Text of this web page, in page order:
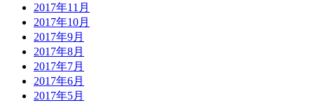
2017年11月
2017年10月
2017年9月
2017年8月
2017年7月
2017年6月
2017年5月